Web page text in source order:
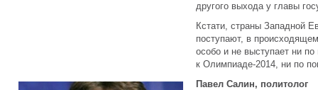
другого выхода у главы
Кстати, страны Западной
поступают, в
особо и не выступает ни по
к Олимпиаде-2014, ни по
Павел Салин, политолог